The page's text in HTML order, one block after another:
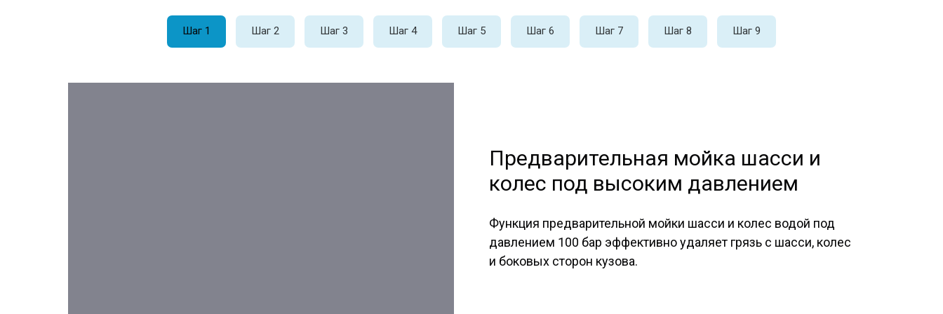
Шаг 1 Шаг 2 Шаг 3 Шаг 4 Шаг 5 Шаг 6 Шаг 7 Шаг 8 Шаг 9
Предварительная мойка шасси и
колес под высоким давлением
Функция предварительной мойки шасси и колес водой под
давлением 100 бар эффективно удаляет грязь с шасси, колес
и боковых сторон кузова.